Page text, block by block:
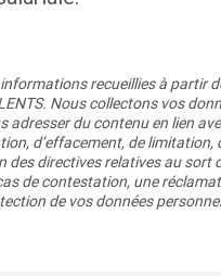
recueillies à partir
Nous collectons vos
du contenu en lien
d’effacement, de
directives relatives au sort
de contestation, une
de vos données